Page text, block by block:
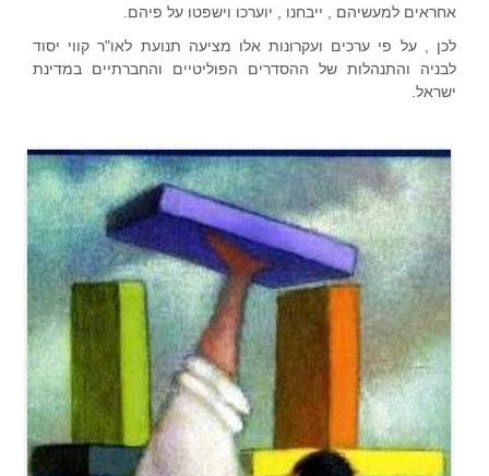
אחראים למעשיהם , ייבחנו , יוערכו וישפטו על פיהם.
לכן , על פי ערכים ועקרונות אלו מציעה תנועת לאו"ר קווי יסוד
לבניה והתנהלות של ההסדרים הפוליטיים והחברתיים במדינת
ישראל.